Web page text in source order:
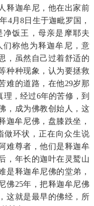
释迦牟尼，他在出家前
4月8日生于迦毗罗国，
饭王，母亲是摩耶夫
们称他为释迦牟尼，意
，虽然自己过着舒适的
种种现象，认为要拯救
难的道路，在他29岁那
，经过6年的苦修，到
，成为佛教创始人，这
迦牟尼佛，盘膝跌坐，
做环状，正在向众生说
难尊者，他们是释迦牟
，年长的迦叶在灵鹫山
是释迦牟尼佛的堂弟，
佛25年，把释迦牟尼佛
这就是最早的佛经，所